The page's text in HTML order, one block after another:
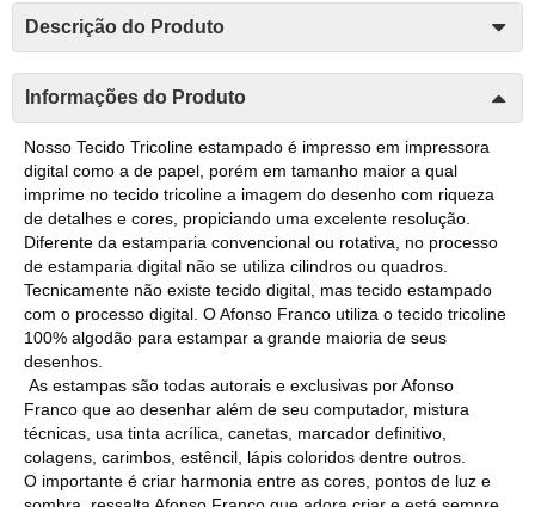
Descrição do Produto
Informações do Produto
Nosso Tecido Tricoline estampado é impresso em impressora
digital como a de papel, porém em tamanho maior a qual
imprime no tecido tricoline a imagem do desenho com riqueza
de detalhes e cores, propiciando uma excelente resolução.
Diferente da estamparia convencional ou rotativa, no processo
de estamparia digital não se utiliza cilindros ou quadros.
Tecnicamente não existe tecido digital, mas tecido estampado
com o processo digital. O Afonso Franco utiliza o tecido tricoline
100% algodão para estampar a grande maioria de seus
desenhos.
As estampas são todas autorais e exclusivas por Afonso
Franco que ao desenhar além de seu computador, mistura
técnicas, usa tinta acrílica, canetas, marcador definitivo,
colagens, carimbos, estêncil, lápis coloridos dentre outros.
O importante é criar harmonia entre as cores, pontos de luz e